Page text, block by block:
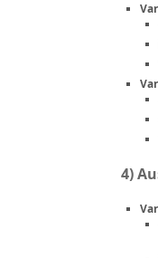
4)